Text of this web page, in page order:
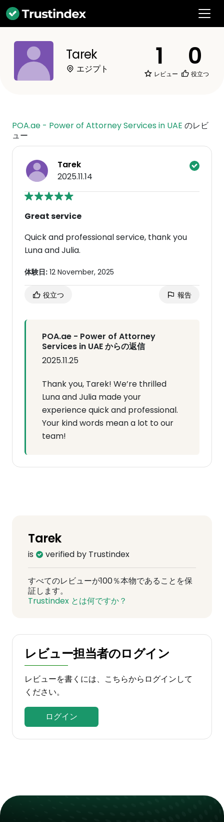
Tarek
エジプト 1
レビュー
0
役立つ
POA.ae - Power of Attorney Services in UAE のレビ
ュー
Tarek
2025.11.14
Great service
Quick and professional service, thank you
Luna and Julia.
体験日: 12 November, 2025
役立つ 報告
POA.ae - Power of Attorney
Services in UAE からの返信
2025.11.25
Thank you, Tarek! We’re thrilled
Luna and Julia made your
experience quick and professional.
Your kind words mean a lot to our
team!
Tarek
is verified by Trustindex
すべてのレビューが100％本物であることを保
証します。
Trustindex とは何ですか？
レビュー担当者のログイン
レビューを書くには、こちらからログインして
ください。
ログイン